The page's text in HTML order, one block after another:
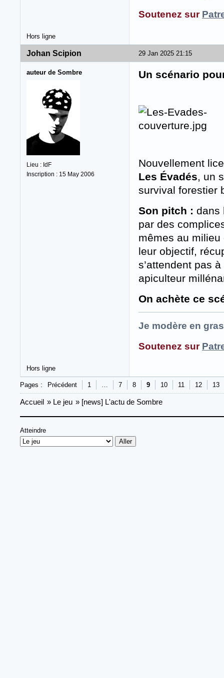
Soutenez sur
Hors ligne
29 Jan 2025 21:15
Johan Scipion
auteur de Sombre
Lieu : IdF
Inscription : 15 May 2006
Un scénario
Nouvellement
Les Évadés, un
survival forestier
Son pitch : dans
par des
mêmes au milieu
leur objectif,
s’attendent pas
apiculteur
On achète ce
Je modère en
Soutenez sur
Hors ligne
Pages : Précédent 1 … 7 8 9 10 11 12 13
Accueil » Le jeu » [news] L'actu de Sombre
Atteindre